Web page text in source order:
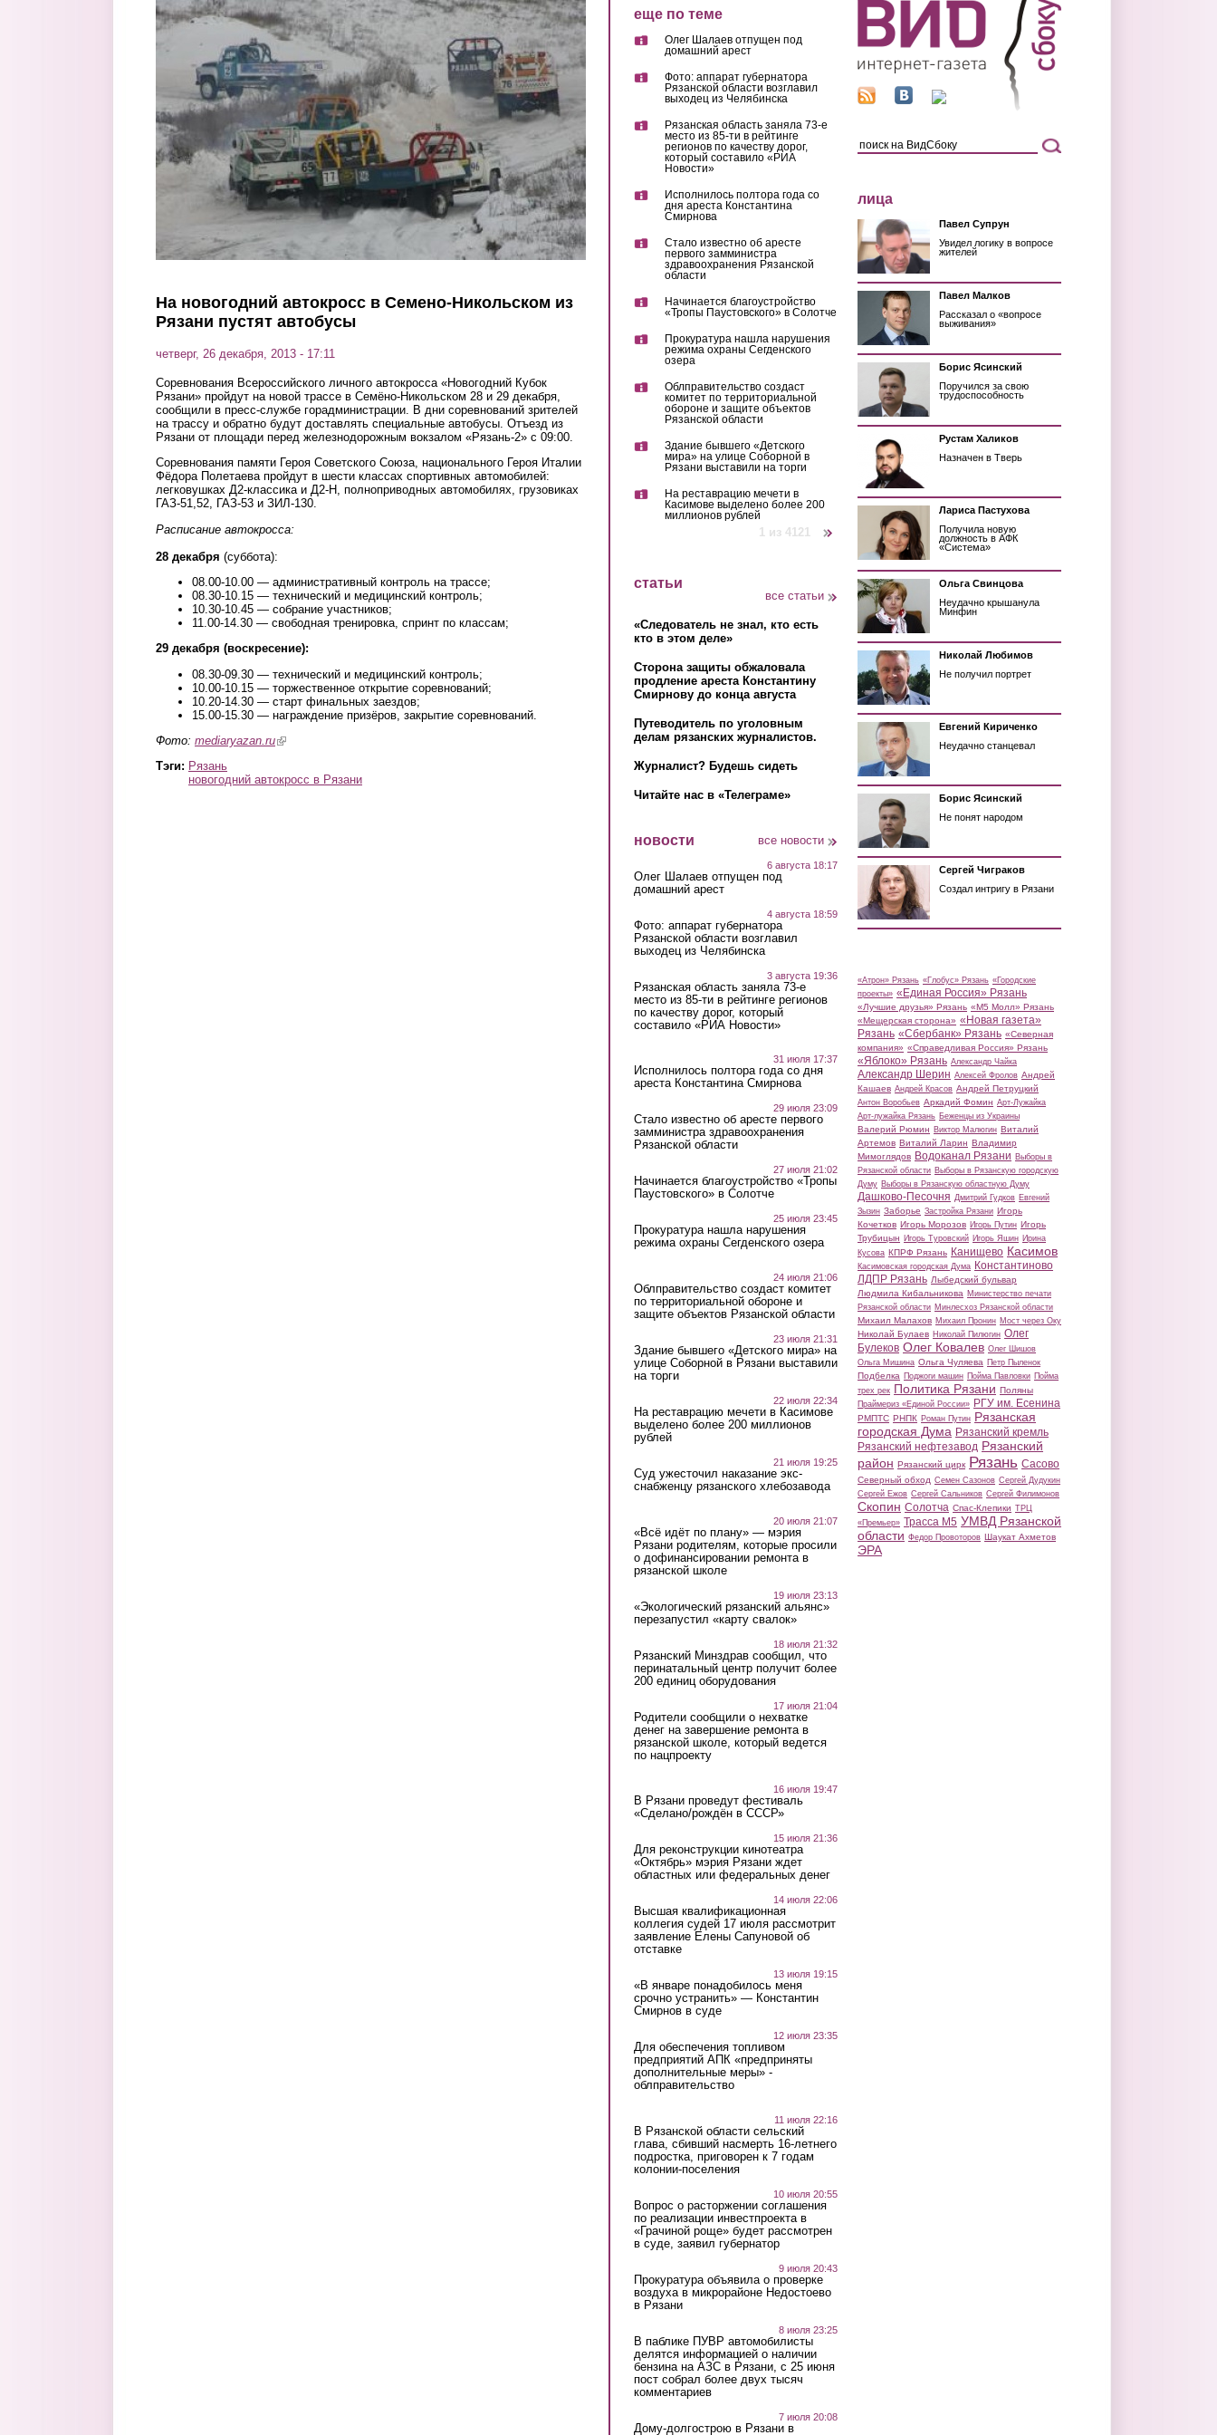
Перейти к основному содержанию
На новогодний автокросс в Семено-Никольском из
Рязани пустят автобусы
четверг, 26 декабря, 2013 - 17:11
Соревнования Всероссийского личного автокросса «Новогодний Кубок
Рязани» пройдут на новой трассе в Семёно-Никольском 28 и 29 декабря,
сообщили в пресс-службе горадминистрации. В дни соревнований зрителей
на трассу и обратно будут доставлять специальные автобусы. Отъезд из
Рязани от площади перед железнодорожным вокзалом «Рязань-2» с 09:00.
Соревнования памяти Героя Советского Союза, национального Героя Италии
Фёдора Полетаева пройдут в шести классах спортивных автомобилей:
легковушках Д2-классика и Д2-Н, полноприводных автомобилях, грузовиках
ГАЗ-51,52, ГАЗ-53 и ЗИЛ-130.
Расписание автокросса:
28 декабря (суббота):
08.00-10.00 — административный контроль на трассе;
08.30-10.15 — технический и медицинский контроль;
10.30-10.45 — собрание участников;
11.00-14.30 — свободная тренировка, спринт по классам;
29 декабря (воскресение):
08.30-09.30 — технический и медицинский контроль;
10.00-10.15 — торжественное открытие соревнований;
10.20-14.30 — старт финальных заездов;
15.00-15.30 — награждение призёров, закрытие соревнований.
Фото: mediaryazan.ru(link is external)
Тэги: Рязань
новогодний автокросс в Рязани
еще по теме
Олег Шалаев отпущен под
домашний арест
Фото: аппарат губернатора
Рязанской области возглавил
выходец из Челябинска
Рязанская область заняла 73-е
место из 85-ти в рейтинге
регионов по качеству дорог,
который составило «РИА
Новости»
Исполнилось полтора года со
дня ареста Константина
Смирнова
Стало известно об аресте
первого замминистра
здравоохранения Рязанской
области
Начинается благоустройство
«Тропы Паустовского» в Солотче
Прокуратура нашла нарушения
режима охраны Сегденского
озера
Облправительство создаст
комитет по территориальной
обороне и защите объектов
Рязанской области
Здание бывшего «Детского
мира» на улице Соборной в
Рязани выставили на торги
На реставрацию мечети в
Касимове выделено более 200
миллионов рублей
1 из 4121
статьи
все статьи
«Следователь не знал, кто есть
кто в этом деле»
Сторона защиты обжаловала
продление ареста Константину
Смирнову до конца августа
Путеводитель по уголовным
делам рязанских журналистов.
Журналист? Будешь сидеть
Читайте нас в «Телеграме»
новости все новости
6 августа 18:17
Олег Шалаев отпущен под
домашний арест
4 августа 18:59
Фото: аппарат губернатора
Рязанской области возглавил
выходец из Челябинска
3 августа 19:36
Рязанская область заняла 73-е
место из 85-ти в рейтинге регионов
по качеству дорог, который
составило «РИА Новости»
31 июля 17:37
Исполнилось полтора года со дня
ареста Константина Смирнова
29 июля 23:09
Стало известно об аресте первого
замминистра здравоохранения
Рязанской области
27 июля 21:02
Начинается благоустройство «Тропы
Паустовского» в Солотче
25 июля 23:45
Прокуратура нашла нарушения
режима охраны Сегденского озера
24 июля 21:06
Облправительство создаст комитет
по территориальной обороне и
защите объектов Рязанской области
23 июля 21:31
Здание бывшего «Детского мира» на
улице Соборной в Рязани выставили
на торги
22 июля 22:34
На реставрацию мечети в Касимове
выделено более 200 миллионов
рублей
21 июля 19:25
Суд ужесточил наказание экс-
снабженцу рязанского хлебозавода
20 июля 21:07
«Всё идёт по плану» — мэрия
Рязани родителям, которые просили
о дофинансировании ремонта в
рязанской школе
19 июля 23:13
«Экологический рязанский альянс»
перезапустил «карту свалок»
18 июля 21:32
Рязанский Минздрав сообщил, что
перинатальный центр получит более
200 единиц оборудования
17 июля 21:04
Родители сообщили о нехватке
денег на завершение ремонта в
рязанской школе, который ведется
по нацпроекту
16 июля 19:47
В Рязани проведут фестиваль
«Сделано/рождён в СССР»
15 июля 21:36
Для реконструкции кинотеатра
«Октябрь» мэрия Рязани ждет
областных или федеральных денег
14 июля 22:06
Высшая квалификационная
коллегия судей 17 июля рассмотрит
заявление Елены Сапуновой об
отставке
13 июля 19:15
«В январе понадобилось меня
срочно устранить» — Константин
Смирнов в суде
12 июля 23:35
Для обеспечения топливом
предприятий АПК «предприняты
дополнительные меры» -
облправительство
11 июля 22:16
В Рязанской области сельский
глава, сбивший насмерть 16-летнего
подростка, приговорен к 7 годам
колонии-поселения
10 июля 20:55
Вопрос о расторжении соглашения
по реализации инвестпроекта в
«Грачиной роще» будет рассмотрен
в суде, заявил губернатор
9 июля 20:43
Прокуратура объявила о проверке
воздуха в микрорайоне Недостоево
в Рязани
8 июля 23:25
В паблике ПУВР автомобилисты
делятся информацией о наличии
бензина на АЗС в Рязани, с 25 июня
пост собрал более двух тысяч
комментариев
7 июля 20:08
Дому-долгострою в Рязани в
лица
Павел Супрун
Увидел логику в вопросе
жителей
Павел Малков
Рассказал о «вопросе
выживания»
Борис Ясинский
Поручился за свою
трудоспособность
Рустам Халиков
Назначен в Тверь
Лариса Пастухова
Получила новую
должность в АФК
«Система»
Ольга Свинцова
Неудачно крышанула
Минфин
Николай Любимов
Не получил портрет
Евгений Кириченко
Неудачно станцевал
Борис Ясинский
Не понят народом
Сергей Чиграков
Создал интригу в Рязани
«Атрон» Рязань «Глобус» Рязань «Городские
проекты» «Единая Россия» Рязань
«Лучшие друзья» Рязань «М5 Молл» Рязань
«Мещерская сторона» «Новая газета»
Рязань «Сбербанк» Рязань «Северная
компания» «Справедливая Россия» Рязань
«Яблоко» Рязань Александр Чайка
Александр Шерин Алексей Фролов Андрей
Кашаев Андрей Красов Андрей Петруцкий
Антон Воробьев Аркадий Фомин Арт-Лужайка
Арт-лужайка Рязань Беженцы из Украины
Валерий Рюмин Виктор Малюгин Виталий
Артемов Виталий Ларин Владимир
Мимоглядов Водоканал Рязани Выборы в
Рязанской области Выборы в Рязанскую городскую
Думу Выборы в Рязанскую областную Думу
Дашково-Песочня Дмитрий Гудков Евгений
Зызин Заборье Застройка Рязани Игорь
Кочетков Игорь Морозов Игорь Путин Игорь
Трубицын Игорь Туровский Игорь Яшин Ирина
Кусова КПРФ Рязань Канищево Касимов
Касимовская городская Дума Константиново
ЛДПР Рязань Лыбедский бульвар
Людмила Кибальникова Министерство печати
Рязанской области Минлесхоз Рязанской области
Михаил Малахов Михаил Пронин Мост через Оку
Николай Булаев Николай Пилюгин Олег
Булеков Олег Ковалев Олег Шишов
Ольга Мишина Ольга Чуляева Петр Пыленок
Подбелка Поджоги машин Пойма Павловки Пойма
трех рек Политика Рязани Поляны
Праймериз «Единой России» РГУ им. Есенина
РМПТС РНПК Роман Путин Рязанская
городская Дума Рязанский кремль
Рязанский нефтезавод Рязанский
район Рязанский цирк Рязань Сасово
Северный обход Семен Сазонов Сергей Дудукин
Сергей Ежов Сергей Сальников Сергей Филимонов
Скопин Солотча Спас-Клепики ТРЦ
«Премьер» Трасса М5 УМВД Рязанской
области Федор Провоторов Шаукат Ахметов
ЭРА